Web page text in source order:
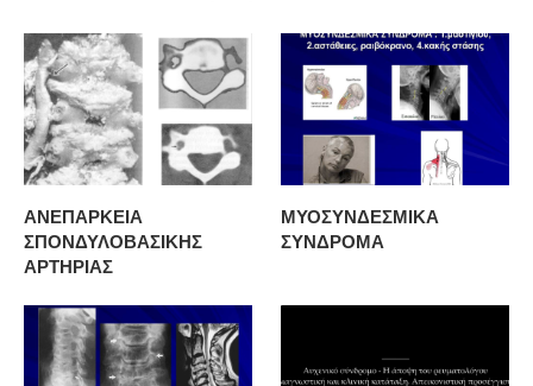
ΑΝΕΠΑΡΚΕΙΑ
ΣΠΟΝΔΥΛΟΒΑΣΙΚΗΣ
ΑΡΤΗΡΙΑΣ
ΜΥΟΣΥΝΔΕΣΜΙΚΑ
ΣΥΝΔΡΟΜΑ